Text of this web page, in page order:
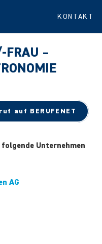
KONTAKT
FRAU –
auf BERUFENET
folgende Unternehmen
AG